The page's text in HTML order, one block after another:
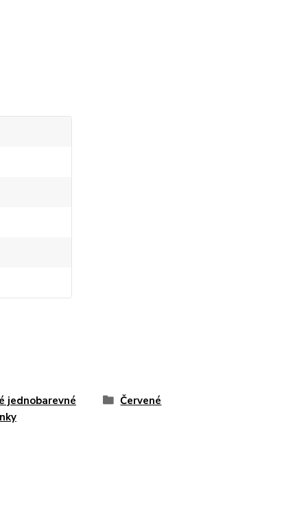
jednobarevné
Červené